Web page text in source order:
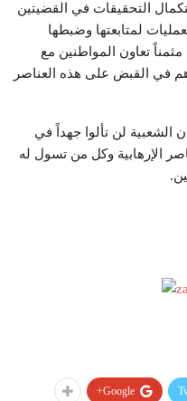
التحقيقات في القضيتين
لمتابعتها وضبطها
مثمناً تعاون المواطنين مع
في القبض على هذه العناصر
الشعبية لن تألوا جهداً في
الإرهابية وكل من تسول له
Google+